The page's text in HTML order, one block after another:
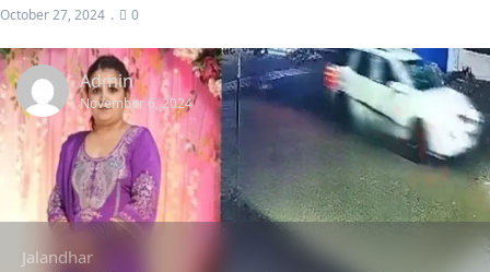
October 27, 2024 0
Admin
November 6, 2024
Jalandhar